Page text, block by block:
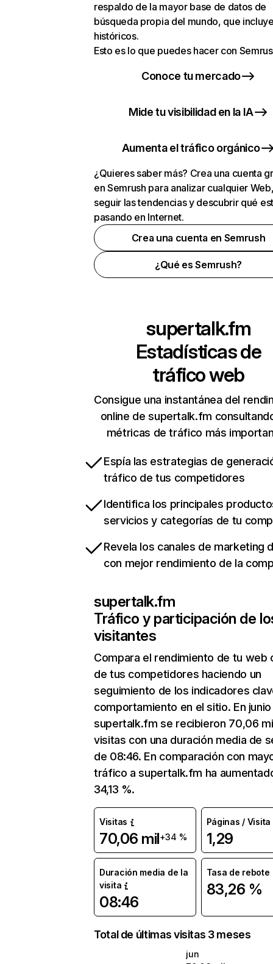
respaldo de la mayor base de datos de
búsqueda propia del mundo, que
históricos.
Esto es lo que puedes hacer con
Conoce tu mercado
Mide tu visibilidad en la IA
Aumenta el tráfico orgánico
¿Quieres saber más? Crea una cuenta
en Semrush para analizar cualquier
seguir las tendencias y descubrir qué
pasando en Internet.
Crea una cuenta en Semrush
¿Qué es Semrush?
supertalk.fm
Estadísticas de
tráfico web
Consigue una instantánea del
online de supertalk.fm
métricas de tráfico más
Espía las estrategias de
tráfico de tus competidores
Identifica los principales
servicios y categorías de tu
Revela los canales de marketing
con mejor rendimiento de la
supertalk.fm
Tráfico y participación de
visitantes
Compara el rendimiento de tu web
de tus competidores haciendo un
seguimiento de los indicadores
comportamiento en el sitio. En junio
supertalk.fm se recibieron 70,06
visitas con una duración media de
de 08:46. En comparación con
tráfico a supertalk.fm ha
34,13 %.
Visitas
70,06 mil+34 %
Páginas / Visita
1,29
Duración media de la
visita
08:46
Tasa de rebote
83,26 %
Total de últimas visitas 3 meses
jun